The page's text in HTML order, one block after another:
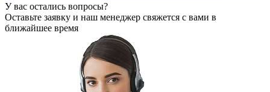
У вас остались вопросы?
Оставьте заявку и наш менеджер свяжется с вами в
ближайшее время